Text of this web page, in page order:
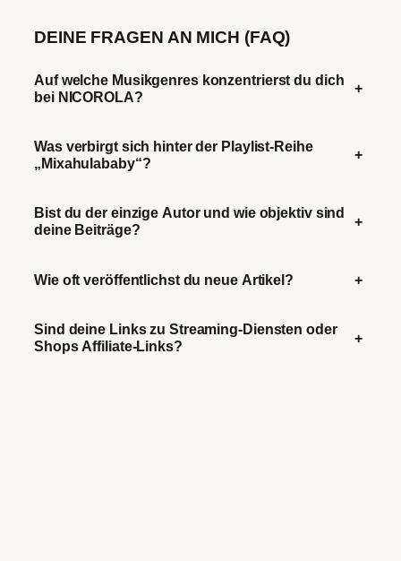
DEINE FRAGEN AN MICH (FAQ)
Auf welche Musikgenres konzentrierst du dich
bei NICOROLA?
+
Was verbirgt sich hinter der Playlist-Reihe
„Mixahulababy“?
+
Bist du der einzige Autor und wie objektiv sind
deine Beiträge?
+
Wie oft veröffentlichst du neue Artikel? +
Sind deine Links zu Streaming-Diensten oder
Shops Affiliate-Links?
+